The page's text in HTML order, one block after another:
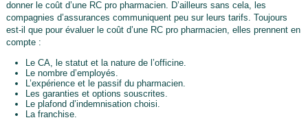
donner le coût d’une RC pro pharmacien. D’ailleurs sans cela, les
compagnies d’assurances communiquent peu sur leurs tarifs. Toujours
est-il que pour évaluer le coût d’une RC pro pharmacien, elles prennent en
compte :
Le CA, le statut et la nature de l’officine.
Le nombre d’employés.
L’expérience et le passif du pharmacien.
Les garanties et options souscrites.
Le plafond d’indemnisation choisi.
La franchise.